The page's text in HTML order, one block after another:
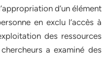
d’un élément
en exclu l’accès à
des ressources
a examiné des